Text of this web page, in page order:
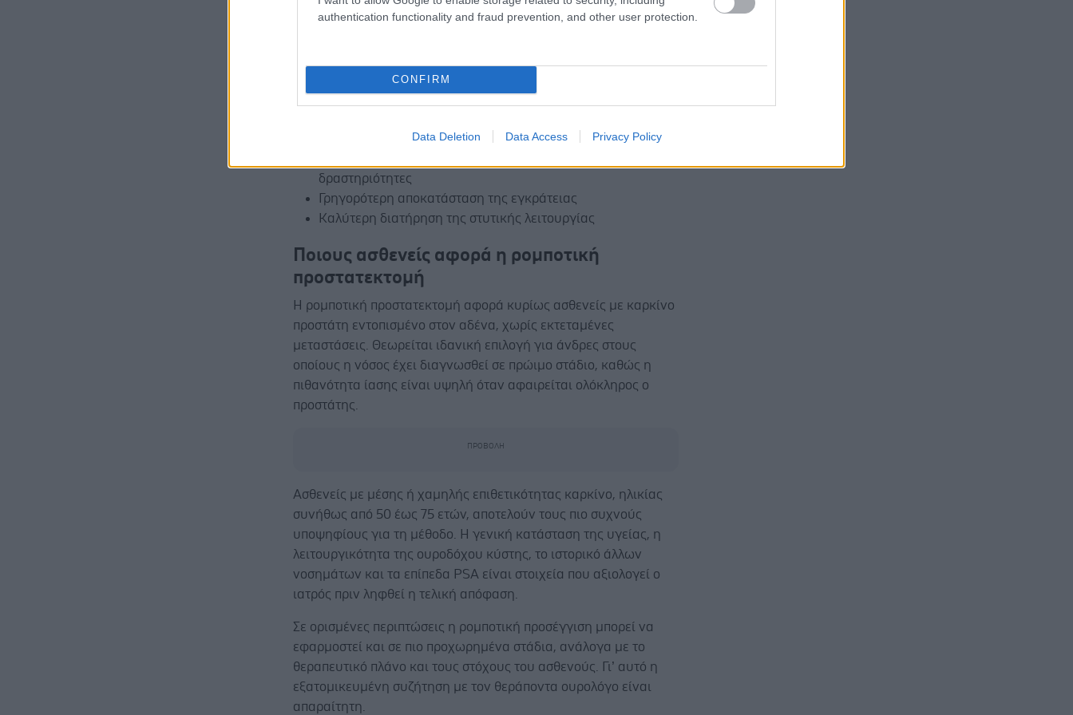
authentication functionality and fraud prevention, and other user protection.
CONFIRM
Data Deletion Data Access Privacy Policy
τη διατήρηση κρίσιμων ανατομικών δομών, κάτι που συμβάλλει
στη βελτίωση των λειτουργικών αποτελεσμάτων μετά την
Οι μικρές τομές οδηγούν σε μικρότερες ουλές
Σημαντική βελτίωση στην απώλεια αίματος και τον πόνο
Μικρότερο χρόνο νοσηλείας
δραστηριότητες
Γρηγορότερη αποκατάσταση της εγκράτειας
Καλύτερη διατήρηση της στυτικής λειτουργίας
Ποιους ασθενείς αφορά η ρομποτική
προστατεκτομή
Η ρομποτική προστατεκτομή αφορά κυρίως ασθενείς με καρκίνο
προστάτη εντοπισμένο στον αδένα, χωρίς εκτεταμένες
μεταστάσεις. Θεωρείται ιδανική επιλογή για άνδρες στους
οποίους η νόσος έχει διαγνωσθεί σε πρώιμο στάδιο, καθώς η
πιθανότητα ίασης είναι υψηλή όταν αφαιρείται ολόκληρος ο
προστάτης.
Ασθενείς με μέσης ή χαμηλής επιθετικότητας καρκίνο, ηλικίας
συνήθως από 50 έως 75 ετών, αποτελούν τους πιο συχνούς
υποψηφίους για τη μέθοδο. Η γενική κατάσταση της υγείας, η
λειτουργικότητα της ουροδόχου κύστης, το ιστορικό άλλων
νοσημάτων και τα επίπεδα PSA είναι στοιχεία που αξιολογεί ο
ιατρός πριν ληφθεί η τελική απόφαση.
Σε ορισμένες περιπτώσεις η ρομποτική προσέγγιση μπορεί να
εφαρμοστεί και σε πιο προχωρημένα στάδια, ανάλογα με το
θεραπευτικό πλάνο και τους στόχους του ασθενούς. Γι’ αυτό η
εξατομικευμένη συζήτηση με τον θεράποντα ουρολόγο είναι
απαραίτητη.